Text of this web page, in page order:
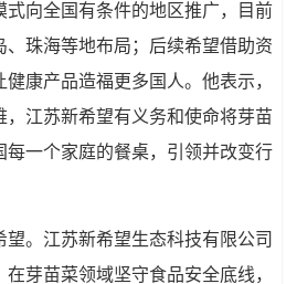
式向全国有条件的地区推广，目前
、珠海等地布局；后续希望借助资
康产品造福更多国人。他表示，
江苏新希望有义务和使命将芽苗
每一个家庭的餐桌，引领并改变行
。江苏新希望生态科技有限公司
芽苗菜领域坚守食品安全底线，